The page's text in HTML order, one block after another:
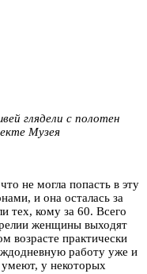
глядели с полотен
Музея
не могла попасть в эту
и она осталась за
тех, кому за 60. Всего
женщины выходят
возрасте практически
работу уже и
умеют, у некоторых